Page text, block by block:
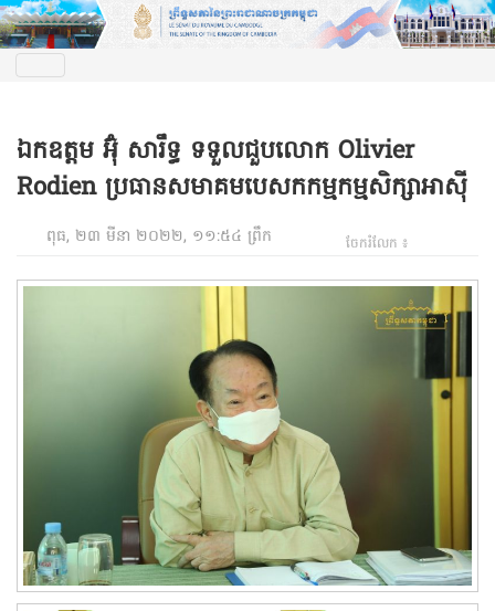
ឯកឧត្តម អ៊ុំ សារឹទ្ធ ទទួលជួបលោក Olivier
Rodien ប្រធានសមាគមបេសកកម្មកម្មសិក្សាអាស៊ី
ពុធ, ២៣ មីនា ២០២២, ១១:៥៤ ព្រឹក ចែករំលែក ៖